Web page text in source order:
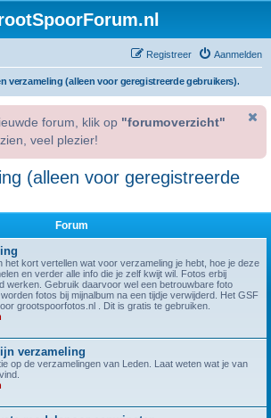
Aanmelden
Registreer
verzameling (alleen voor geregistreerde gebruikers).
forum, klik op "forumoverzicht"
veel plezier!
(alleen voor geregistreerde
Forum
het kort vertellen wat voor verzameling je hebt, hoe je deze
en verder alle info die je zelf kwijt wil. Fotos erbij
werken. Gebruik daarvoor wel een betrouwbare foto
fotos bij mijnalbum na een tijdje verwijderd. Het GSF
grootspoorfotos.nl . Dit is gratis te gebruiken.
verzameling
op de verzamelingen van Leden. Laat weten wat je van